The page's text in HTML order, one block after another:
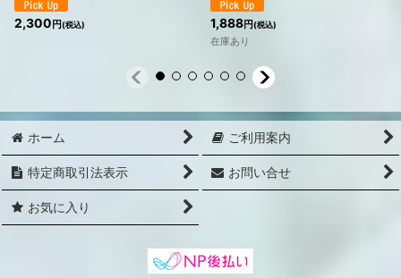
2,300 円(税込) 1,888円(税込)
在庫あり
ホーム ご利用案内
特定商取引法表示 お問い合せ
お気に入り